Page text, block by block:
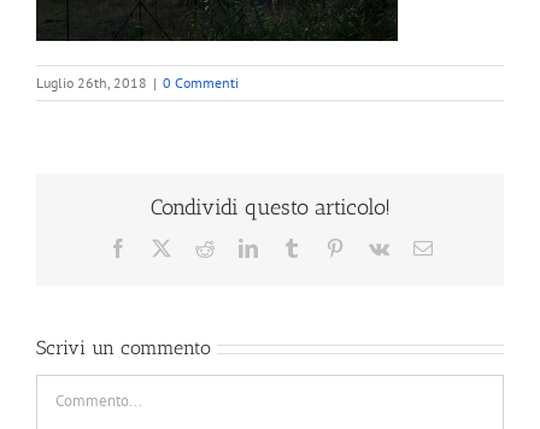
Luglio 26th, 2018 | 0 Commenti
Condividi questo articolo!
Facebook RedditLinkedInTumblr Pinterest
Vk Email
Scrivi un commento